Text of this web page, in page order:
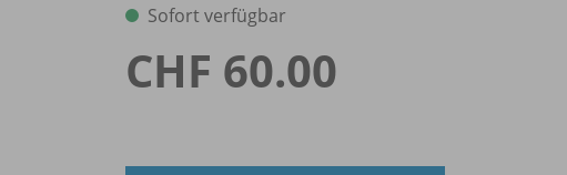
Sofort verfügbar
CHF 60.00